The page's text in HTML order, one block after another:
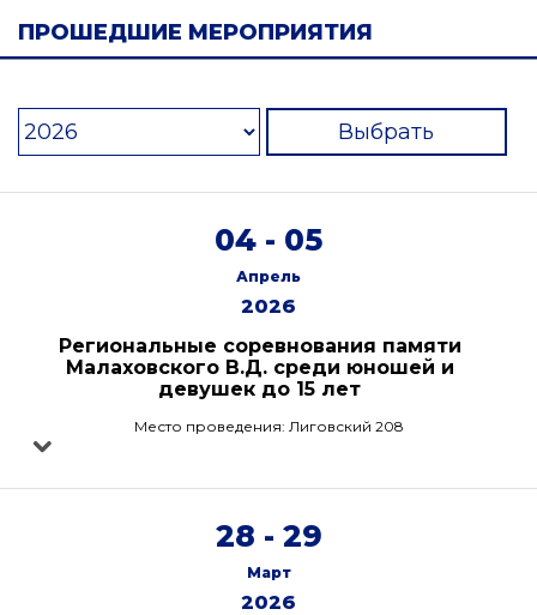
ПРОШЕДШИЕ МЕРОПРИЯТИЯ
Выбрать
04 - 05
Апрель
2026
Региональные соревнования памяти
Малаховского В.Д. среди юношей и
девушек до 15 лет
Место проведения: Лиговский 208
28 - 29
Март
2026